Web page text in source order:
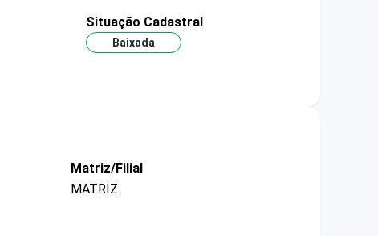
Situação Cadastral
Baixada
Matriz/Filial
MATRIZ